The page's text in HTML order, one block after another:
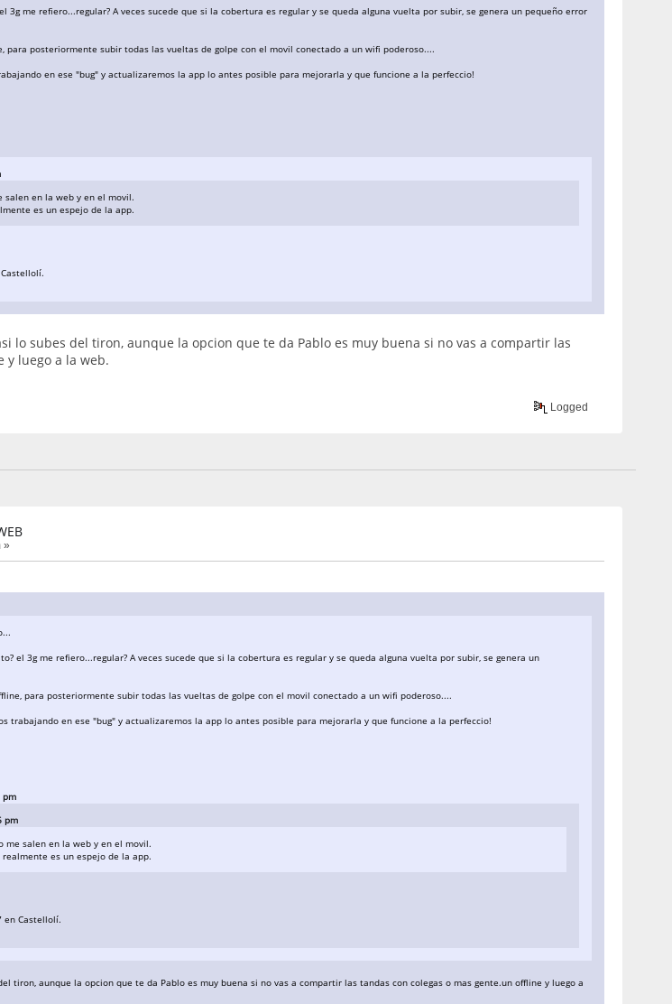
me refiero...regular? A veces sucede que si la cobertura es regular y se queda alguna vuelta por subir, se genera un pequeño error
posteriormente subir todas las vueltas de golpe con el movil conectado a un wifi poderoso....
en ese "bug" y actualizaremos la app lo antes posible para mejorarla y que funcione a la perfeccio!
salen en la web y en el movil.
es un espejo de la app.
lo subes del tiron, aunque la opcion que te da Pablo es muy buena si no vas a compartir las
y luego a la web.
Logged
»
el 3g me refiero...regular? A veces sucede que si la cobertura es regular y se queda alguna vuelta por subir, se genera un
para posteriormente subir todas las vueltas de golpe con el movil conectado a un wifi poderoso....
trabajando en ese "bug" y actualizaremos la app lo antes posible para mejorarla y que funcione a la perfeccio!
pm
pm
me salen en la web y en el movil.
es un espejo de la app.
en Castellolí.
tiron, aunque la opcion que te da Pablo es muy buena si no vas a compartir las tandas con colegas o mas gente.un offline y luego a